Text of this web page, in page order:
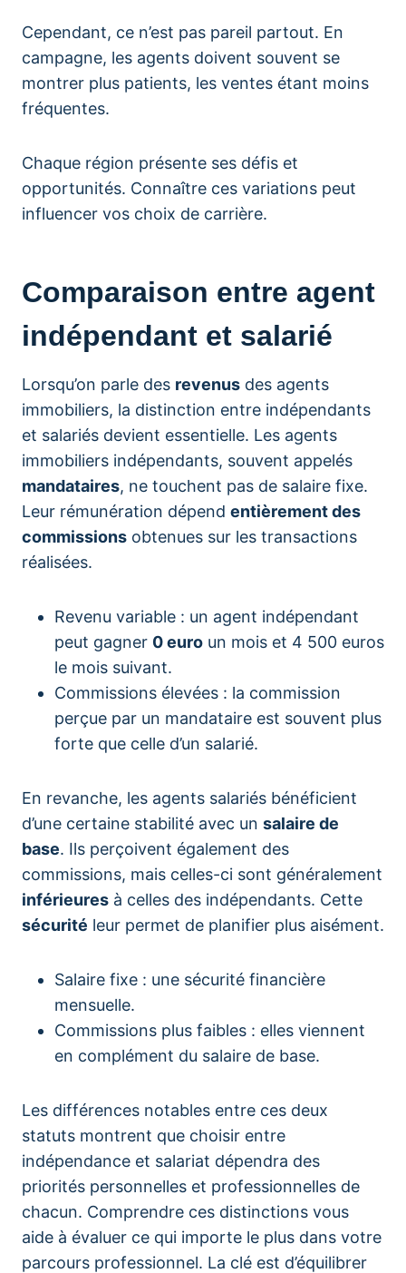
Cependant, ce n’est pas pareil partout. En
campagne, les agents doivent souvent se
montrer plus patients, les ventes étant moins
fréquentes.
Chaque région présente ses défis et
opportunités. Connaître ces variations peut
influencer vos choix de carrière.
Comparaison entre agent
indépendant et salarié
Lorsqu’on parle des revenus des agents
immobiliers, la distinction entre indépendants
et salariés devient essentielle. Les agents
immobiliers indépendants, souvent appelés
mandataires, ne touchent pas de salaire fixe.
Leur rémunération dépend entièrement des
commissions obtenues sur les transactions
réalisées.
Revenu variable : un agent indépendant
peut gagner 0 euro un mois et 4 500 euros
le mois suivant.
Commissions élevées : la commission
perçue par un mandataire est souvent plus
forte que celle d’un salarié.
En revanche, les agents salariés bénéficient
d’une certaine stabilité avec un salaire de
base. Ils perçoivent également des
commissions, mais celles-ci sont généralement
inférieures à celles des indépendants. Cette
sécurité leur permet de planifier plus aisément.
Salaire fixe : une sécurité financière
mensuelle.
Commissions plus faibles : elles viennent
en complément du salaire de base.
Les différences notables entre ces deux
statuts montrent que choisir entre
indépendance et salariat dépendra des
priorités personnelles et professionnelles de
chacun. Comprendre ces distinctions vous
aide à évaluer ce qui importe le plus dans votre
parcours professionnel. La clé est d’équilibrer